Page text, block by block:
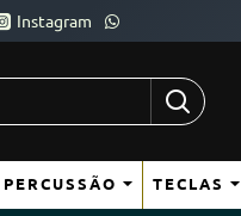
Instagram
TECLAS